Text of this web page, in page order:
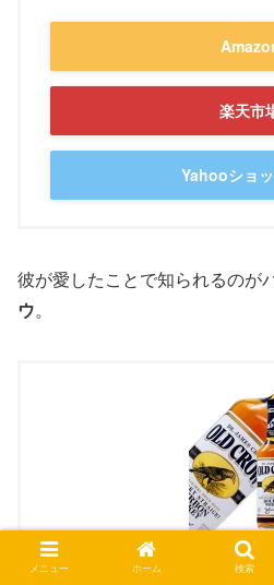
楽天市
Yahooショ
彼が愛したことで知られるのが
ウ。
オールド クロウ 40
メニュー ホーム 検索